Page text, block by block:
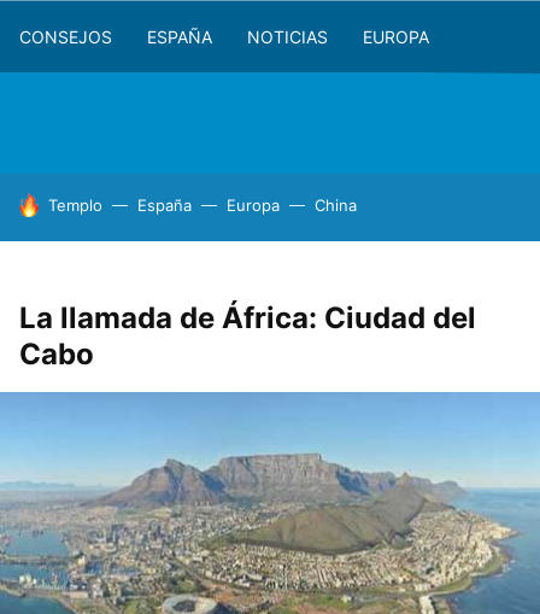
CONSEJOS ESPAÑA NOTICIAS EUROPA
HOY SE HABLA DE
Templo España Europa China
La llamada de África: Ciudad del
Cabo